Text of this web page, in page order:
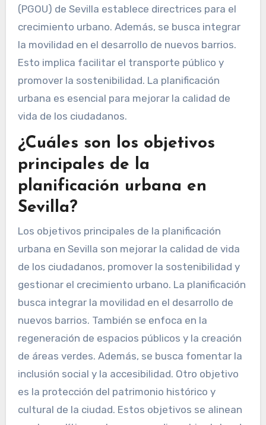
(PGOU) de Sevilla establece directrices para el
crecimiento urbano. Además, se busca integrar
la movilidad en el desarrollo de nuevos barrios.
Esto implica facilitar el transporte público y
promover la sostenibilidad. La planificación
urbana es esencial para mejorar la calidad de
vida de los ciudadanos.
¿Cuáles son los objetivos
principales de la
planificación urbana en
Sevilla?
Los objetivos principales de la planificación
urbana en Sevilla son mejorar la calidad de vida
de los ciudadanos, promover la sostenibilidad y
gestionar el crecimiento urbano. La planificación
busca integrar la movilidad en el desarrollo de
nuevos barrios. También se enfoca en la
regeneración de espacios públicos y la creación
de áreas verdes. Además, se busca fomentar la
inclusión social y la accesibilidad. Otro objetivo
es la protección del patrimonio histórico y
cultural de la ciudad. Estos objetivos se alinean